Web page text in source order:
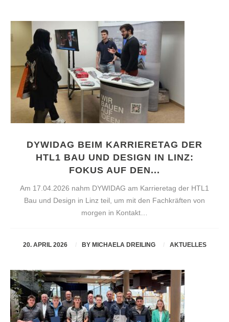
DYWIDAG BEIM KARRIERETAG DER
HTL1 BAU UND DESIGN IN LINZ:
FOKUS AUF DEN...
Am 17.04.2026 nahm DYWIDAG am Karrieretag der HTL1
Bau und Design in Linz teil, um mit den Fachkräften von
morgen in Kontakt…
20. APRIL 2026 BYMICHAELA DREILING AKTUELLES